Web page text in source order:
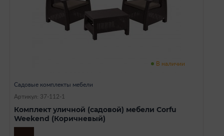
В наличии
Садовые комплекты мебели
Артикул: 37-112-1
Комплект уличной (садовой) мебели Corfu
Weekend (Коричневый)